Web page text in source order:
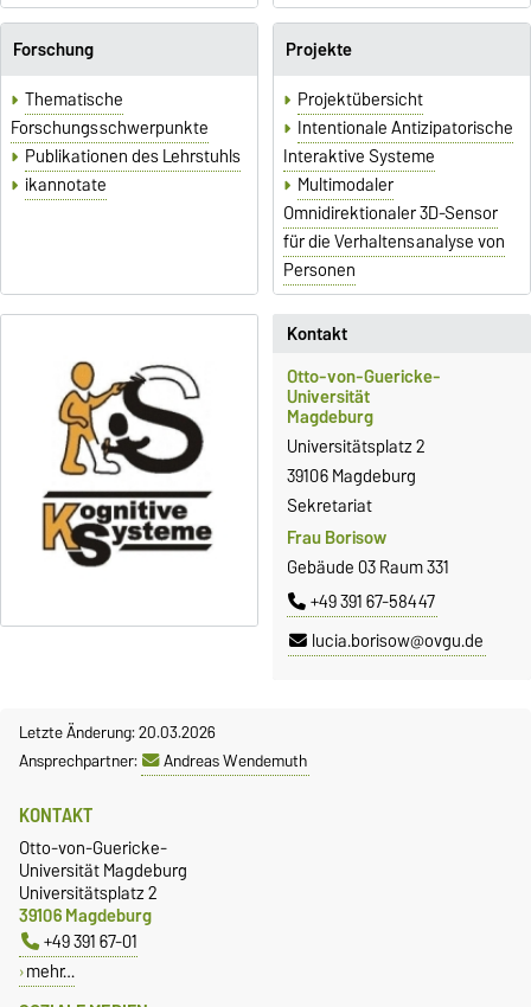
Forschung
Thematische
Forschungsschwerpunkte
Publikationen des Lehrstuhls
ikannotate
Projekte
Projektübersicht
Intentionale Antizipatorische
Interaktive Systeme
Multimodaler
Omnidirektionaler 3D-Sensor
für die Verhaltensanalyse von
Personen
Kontakt
Otto-von-Guericke-
Universität
Magdeburg
Universitätsplatz 2
39106 Magdeburg
Sekretariat
Frau Borisow
Gebäude 03 Raum 331
+49 391 67-58447
lucia.borisow@ovgu.de
Letzte Änderung: 20.03.2026
Ansprechpartner:
Andreas Wendemuth
KONTAKT
Otto-von-Guericke-
Universität Magdeburg
Universitätsplatz 2
39106 Magdeburg
+49 391 67-01
mehr…